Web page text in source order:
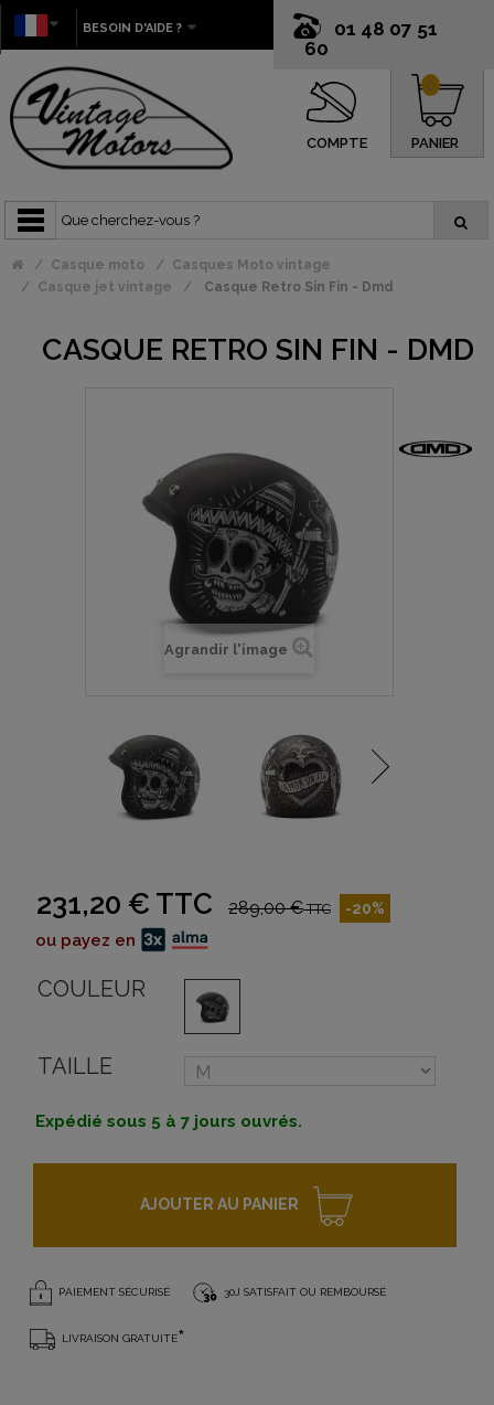
01 48 07 51
60
BESOIN D'AIDE ?
COMPTE PANIER
0
Casque moto
Casques Moto vintage
Casque jet vintage
Casque Retro Sin Fin - Dmd
CASQUE RETRO SIN FIN - DMD
Agrandir l'image
231,20 € TTC 289,00 €TTC -20%
ou payez en
COULEUR
TAILLE
Expédié sous 5 à 7 jours ouvrés.
AJOUTER AU PANIER
PAIEMENT SÉCURISÉ 30J SATISFAIT OU REMBOURSÉ
LIVRAISON GRATUITE*